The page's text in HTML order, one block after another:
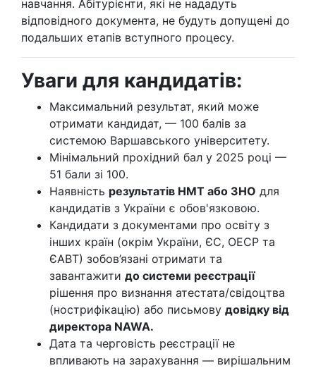
навчання. Абітурієнти, які не нададуть
відповідного документа, не будуть допущені до
подальших етапів вступного процесу.
Уваги для кандидатів:
Максимальний результат, який може
отримати кандидат, — 100 балів за
системою Варшавського університету.
Мінімальний прохідний бал у 2025 році —
51 бали зі 100.
Наявність результатів НМТ або ЗНО для
кандидатів з України є обов'язковою.
Кандидати з документами про освіту з
інших країн (окрім України, ЄС, ОЕСР та
ЄАВТ) зобов’язані отримати та
завантажити до системи реєстрації
рішення про визнання атестата/свідоцтва
(нострифікацію) або письмову довідку від
директора NAWA.
Дата та черговість реєстрації не
впливають на зарахування — вирішальним